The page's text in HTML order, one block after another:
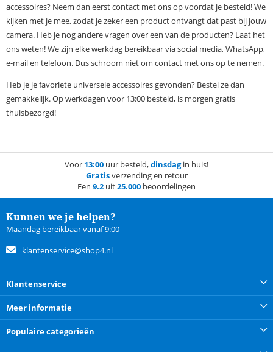
accessoires? Neem dan eerst contact met ons op voordat je besteld! We
kijken met je mee, zodat je zeker een product ontvangt dat past bij jouw
camera. Heb je nog andere vragen over een van de producten? Laat het
ons weten! We zijn elke werkdag bereikbaar via social media, WhatsApp,
e-mail en telefoon. Dus schroom niet om contact met ons op te nemen.
Heb je je favoriete universele accessoires gevonden? Bestel ze dan
gemakkelijk. Op werkdagen voor 13:00 besteld, is morgen gratis
thuisbezorgd!
Voor 13:00 uur besteld,dinsdagin huis!
Gratisverzending en retour
Een 9.2 uit25.000 beoordelingen
Kunnen we je helpen?
Maandag bereikbaar vanaf 9:00
klantenservice@shop4.nl
Klantenservice
Meer informatie
Populaire categorieën